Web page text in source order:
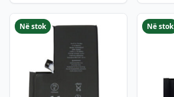
Në stok Në stok